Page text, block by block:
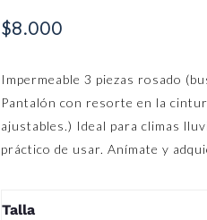
$8.000
Impermeable 3 piezas rosado
Pantalón con resorte en la
ajustables.) Ideal para climas
práctico de usar. Anímate y
Talla